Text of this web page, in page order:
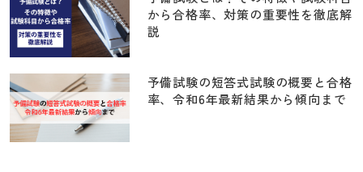
件・指紋押捺事件】
から合格率、対策の重要性を徹底解
説
予備試験の短答式試験の概要と合格
率、令和6年最新結果から傾向まで